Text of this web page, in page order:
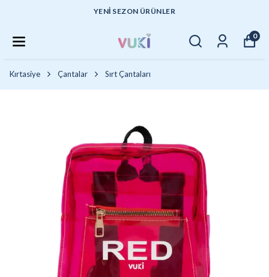
YENI SEZON ÜRÜNLER
0
Kırtasiye Çantalar Sırt Çantaları